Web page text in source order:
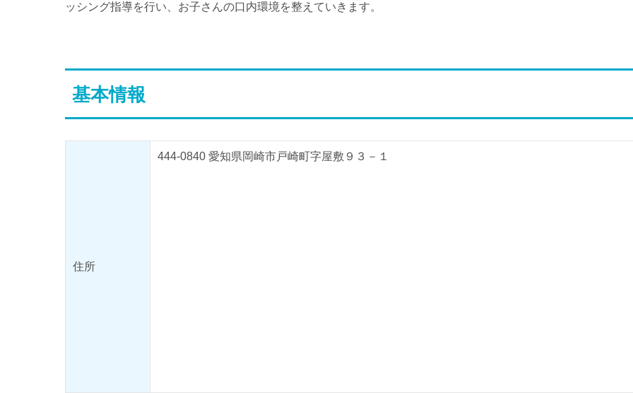
ッシング指導を行い、お子さんの口内環境を整えていきます。
基本情報
住所
444-0840 愛知県岡崎市戸崎町字屋敷９３－１